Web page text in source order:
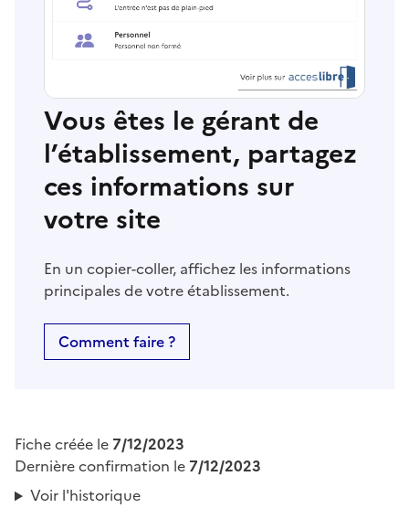
Vous êtes le gérant de
l’établissement, partagez
ces informations sur
votre site
En un copier-coller, affichez les informations
principales de votre établissement.
Comment faire ?
Fiche créée le 7/12/2023
Dernière confirmation le 7/12/2023
Voir l'historique